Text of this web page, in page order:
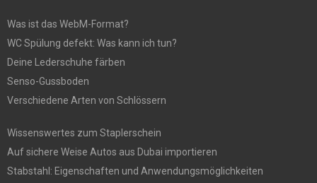
Was ist das WebM-Format?
WC Spülung defekt: Was kann ich tun?
Deine Lederschuhe färben
Senso-Gussboden
Verschiedene Arten von Schlössern
Wissenswertes zum Staplerschein
Auf sichere Weise Autos aus Dubai importieren
Stabstahl: Eigenschaften und Anwendungsmöglichkeiten